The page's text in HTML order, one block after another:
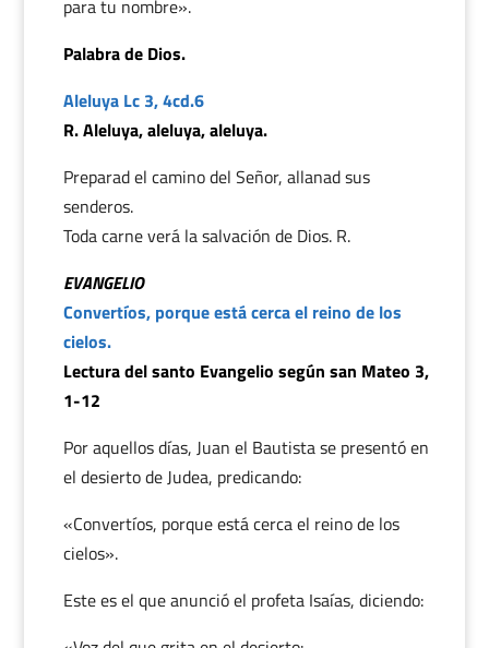
para tu nombre».
Palabra de Dios.
Aleluya Lc 3, 4cd.6
R. Aleluya, aleluya, aleluya.
Preparad el camino del Señor, allanad sus
senderos.
Toda carne verá la salvación de Dios. R.
EVANGELIO
Convertíos, porque está cerca el reino de los
cielos.
Lectura del santo Evangelio según san Mateo 3,
1-12
Por aquellos días, Juan el Bautista se presentó en
el desierto de Judea, predicando:
«Convertíos, porque está cerca el reino de los
cielos».
Este es el que anunció el profeta Isaías, diciendo: